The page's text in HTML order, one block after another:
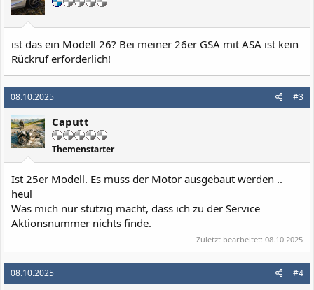
ist das ein Modell 26? Bei meiner 26er GSA mit ASA ist kein
Rückruf erforderlich!
08.10.2025 #3
Caputt
Themenstarter
Ist 25er Modell. Es muss der Motor ausgebaut werden ..
heul
Was mich nur stutzig macht, dass ich zu der Service
Aktionsnummer nichts finde.
Zuletzt bearbeitet: 08.10.2025
08.10.2025 #4